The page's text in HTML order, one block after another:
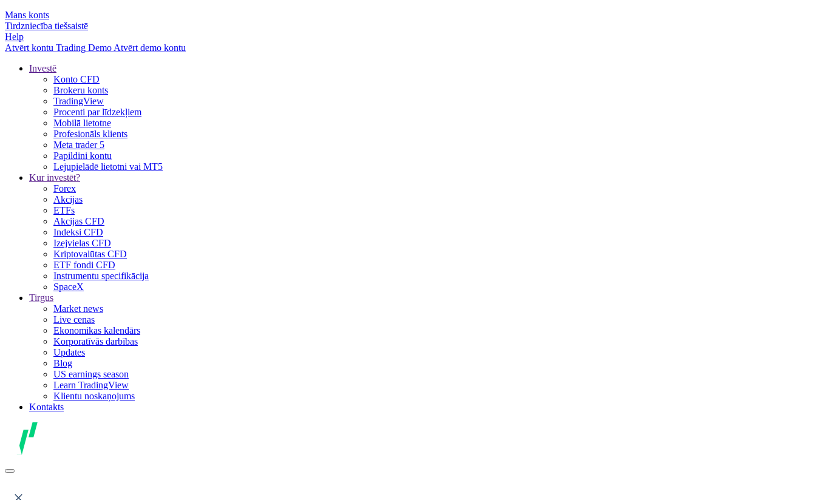
Mans konts
Tirdzniecība tiešsaistē
Help
Atvērt kontu Trading Demo Atvērt demo kontu
Investē
Konto CFD
Brokeru konts
TradingView
Procenti par līdzekļiem
Mobilā lietotne
Profesionāls klients
Meta trader 5
Papildini kontu
Lejupielādē lietotni vai MT5
Kur investēt?
Forex
Akcijas
ETFs
Akcijas CFD
Indeksi CFD
Izejvielas CFD
Kriptovalūtas CFD
ETF fondi CFD
Instrumentu specifikācija
SpaceX
Tirgus
Market news
Live cenas
Ekonomikas kalendārs
Korporatīvās darbības
Updates
Blog
US earnings season
Learn TradingView
Klientu noskaņojums
Kontakts